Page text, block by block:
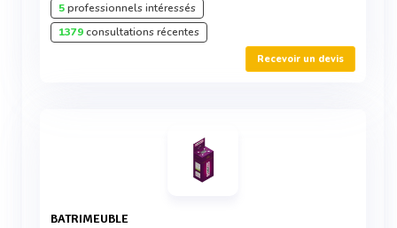
5professionnels intéressés
1379consultations récentes
Recevoir un devis
BATRIMEUBLE